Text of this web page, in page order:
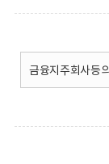
금융지주회사등